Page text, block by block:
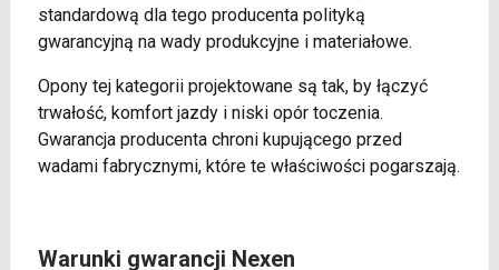
standardową dla tego producenta polityką
gwarancyjną na wady produkcyjne i materiałowe.
Opony tej kategorii projektowane są tak, by łączyć
trwałość, komfort jazdy i niski opór toczenia.
Gwarancja producenta chroni kupującego przed
wadami fabrycznymi, które te właściwości pogarszają.
Warunki gwarancji Nexen